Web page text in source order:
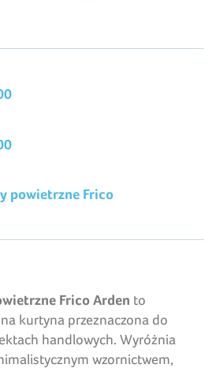
powietrzne Frico
Frico Arden to
kurtyna przeznaczona do
handlowych. Wyróżnia
wzornictwem,